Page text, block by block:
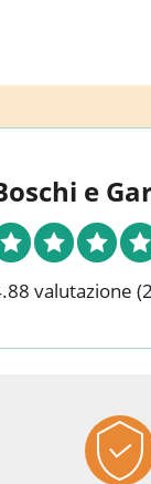
e
valutazione